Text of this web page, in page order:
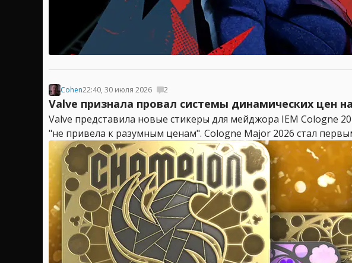
Cohen22:40, 30 июля 2026 2
Valve признала провал системы динамических цен
Valve представила новые стикеры для мейджора IEM Cologne
"не привела к разумным ценам". Cologne Major 2026 стал